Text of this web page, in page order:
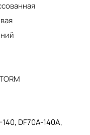
DF70A-140A,